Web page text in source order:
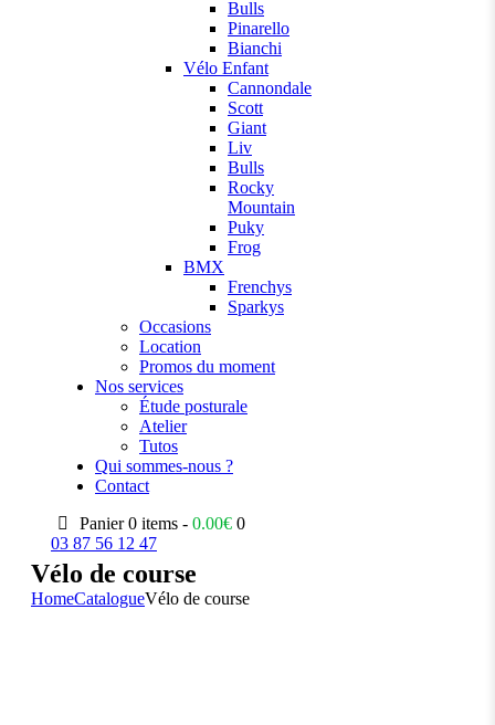
Bulls
Pinarello
Bianchi
Vélo Enfant
Cannondale
Scott
Giant
Liv
Bulls
Rocky
Mountain
Puky
Frog
BMX
Frenchys
Sparkys
Occasions
Location
Promos du moment
Nos services
Étude posturale
Atelier
Tutos
Qui sommes-nous ?
Contact
Panier 0 items -0.00€ 0
03 87 56 12 47
Vélo de course
HomeCatalogueVélo de course